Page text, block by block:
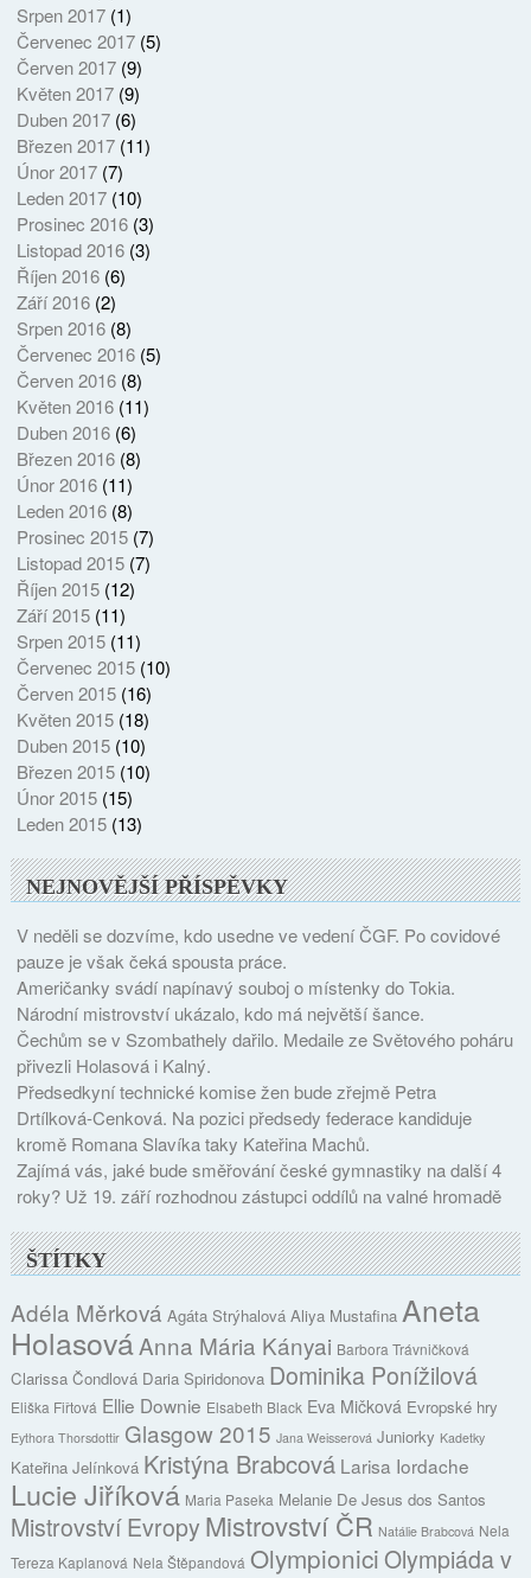
Srpen 2017(1)
Červenec 2017(5)
Červen 2017(9)
Květen 2017(9)
Duben 2017(6)
Březen 2017(11)
Únor 2017(7)
Leden 2017(10)
Prosinec 2016(3)
Listopad 2016(3)
Říjen 2016(6)
Září 2016(2)
Srpen 2016(8)
Červenec 2016(5)
Červen 2016(8)
Květen 2016(11)
Duben 2016(6)
Březen 2016(8)
Únor 2016(11)
Leden 2016(8)
Prosinec 2015(7)
Listopad 2015(7)
Říjen 2015(12)
Září 2015(11)
Srpen 2015(11)
Červenec 2015(10)
Červen 2015(16)
Květen 2015(18)
Duben 2015(10)
Březen 2015(10)
Únor 2015(15)
Leden 2015(13)
NEJNOVĚJŠÍ PŘÍSPĚVKY
V neděli se dozvíme, kdo usedne ve vedení ČGF. Po covidové
pauze je však čeká spousta práce.
Američanky svádí napínavý souboj o místenky do Tokia.
Národní mistrovství ukázalo, kdo má největší šance.
Čechům se v Szombathely dařilo. Medaile ze Světového poháru
přivezli Holasová i Kalný.
Předsedkyní technické komise žen bude zřejmě Petra
Drtílková-Cenková. Na pozici předsedy federace kandiduje
kromě Romana Slavíka taky Kateřina Machů.
Zajímá vás, jaké bude směřování české gymnastiky na další 4
roky? Už 19. září rozhodnou zástupci oddílů na valné hromadě
ŠTÍTKY
Adéla Měrková Agáta Strýhalová Aliya Mustafina Aneta
HolasováAnna Mária Kányai Barbora Trávničková
Clarissa Čondlová Daria Spiridonova Dominika Ponížilová
Eliška Fiřtová Ellie Downie Elsabeth Black Eva Mičková Evropské hry
Eythora Thorsdottir Glasgow 2015 Jana Weisserová Juniorky Kadetky
Kateřina Jelínková Kristýna Brabcová Larisa Iordache
Lucie Jiříková Maria Paseka Melanie De Jesus dos Santos
Mistrovství Evropy Mistrovství ČR Natálie Brabcová Nela
Tereza Kaplanová Nela Štěpandová OlympioniciOlympiáda v